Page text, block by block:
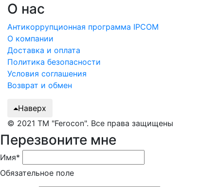
О нас
Антикоррупционная программа IPCOM
О компании
Доставка и оплата
Политика безопасности
Условия соглашения
Возврат и обмен
Наверх
© 2021 ТМ "Ferocon". Все права защищены
Перезвоните мне
Имя*
Обязательное поле